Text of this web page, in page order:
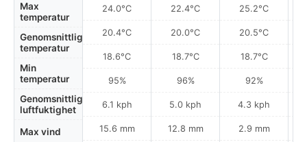
Max
temperatur
Genomsnittlig
temperatur
Min
temperatur
Genomsnittlig
luftfuktighet
Max vind
24.0°C
20.4°C
18.6°C
95%
6.1 kph
15.6 mm
22.4°C
20.0°C
18.7°C
96%
5.0 kph
12.8 mm
25.2°C
20.5°C
18.7°C
92%
4.3 kph
2.9 mm